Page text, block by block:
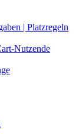
| Platzregeln
Nutzende